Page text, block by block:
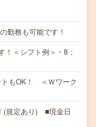
勤務も可能です！
！＜シフト例＞・8：
もOK！ ＜Ｗワーク
(規定あり) ■現金日